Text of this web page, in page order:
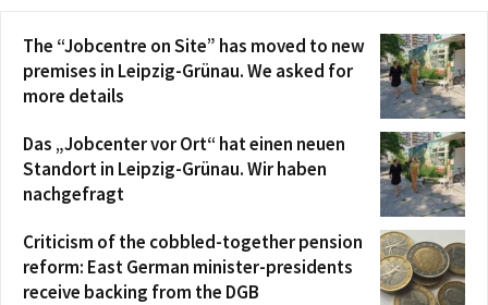
The “Jobcentre on Site” has moved to new
premises in Leipzig-Grünau. We asked for
more details
Das „Jobcenter vor Ort“ hat einen neuen
Standort in Leipzig-Grünau. Wir haben
nachgefragt
Criticism of the cobbled-together pension
reform: East German minister-presidents
receive backing from the DGB